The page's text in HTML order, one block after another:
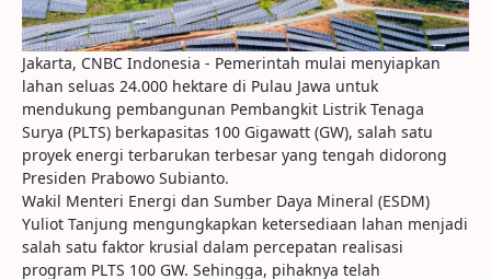
Jakarta, CNBC Indonesia - Pemerintah mulai menyiapkan
lahan seluas 24.000 hektare di Pulau Jawa untuk
mendukung pembangunan Pembangkit Listrik Tenaga
Surya (PLTS) berkapasitas 100 Gigawatt (GW), salah satu
proyek energi terbarukan terbesar yang tengah didorong
Presiden Prabowo Subianto.
Wakil Menteri Energi dan Sumber Daya Mineral (ESDM)
Yuliot Tanjung mengungkapkan ketersediaan lahan menjadi
salah satu faktor krusial dalam percepatan realisasi
program PLTS 100 GW. Sehingga, pihaknya telah